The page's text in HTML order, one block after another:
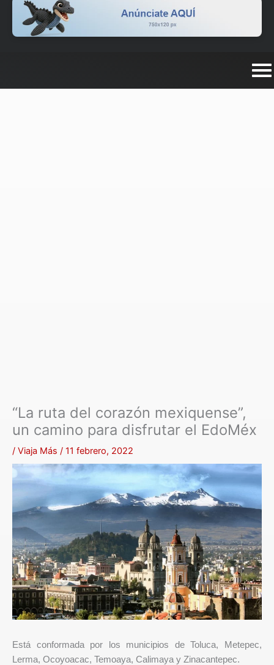
“La ruta del corazón mexiquense”,
un camino para disfrutar el EdoMéx
/ Viaja Más / 11 febrero, 2022
Está conformada por los municipios de Toluca, Metepec,
Lerma, Ocoyoacac, Temoaya, Calimaya y Zinacantepec.